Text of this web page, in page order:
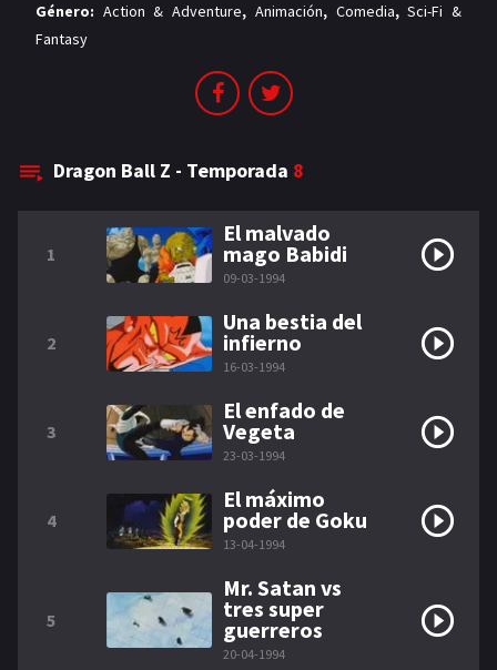
Género: Action & Adventure, Animación, Comedia,Sci-Fi &
Fantasy
Dragon Ball Z - Temporada 8
1
El malvado
mago Babidi
09-03-1994
2
Una bestia del
infierno
16-03-1994
3
El enfado de
Vegeta
23-03-1994
4
El máximo
poder de Goku
13-04-1994
5
Mr. Satan vs
tres super
guerreros
20-04-1994